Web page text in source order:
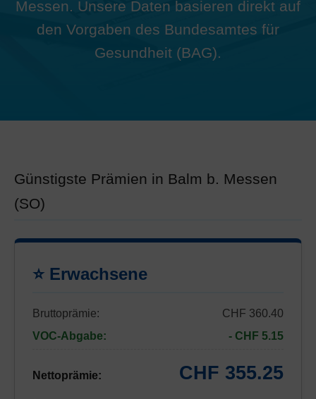
Messen. Unsere Daten basieren direkt auf
den Vorgaben des Bundesamtes für
Gesundheit (BAG).
Günstigste Prämien in Balm b. Messen
(SO)
⭐ Erwachsene
Bruttoprämie:
CHF 360.40
VOC-Abgabe:
- CHF 5.15
Nettoprämie: CHF 355.25